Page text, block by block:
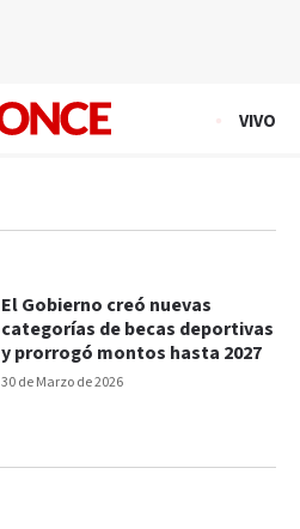
VIVO
30 de Marzo de 2026
El Gobierno creó nuevas
categorías de becas deportivas
y prorrogó montos hasta 2027